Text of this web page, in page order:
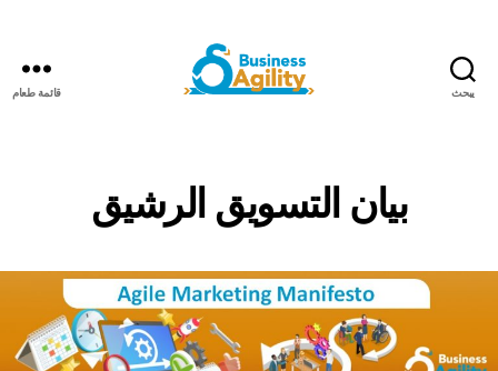
يبحث قائمة طعام
بيان التسويق الرشيق